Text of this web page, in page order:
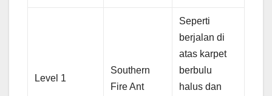
Level 1
Southern
Fire Ant
Seperti
berjalan di
atas karpet
berbulu
halus dan